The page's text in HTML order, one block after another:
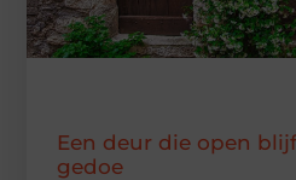
Een deur die open
gedoe